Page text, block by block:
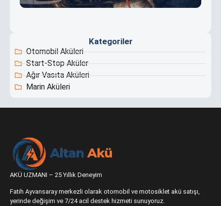
Kategoriler
Otomobil Aküleri
Start-Stop Aküler
Ağır Vasıta Aküleri
Marin Aküleri
AKÜ UZMANI – 25 Yıllık Deneyim
Fatih Ayvansaray merkezli olarak otomobil ve motosiklet akü satışı,
yerinde değişim ve 7/24 acil destek hizmeti sunuyoruz.